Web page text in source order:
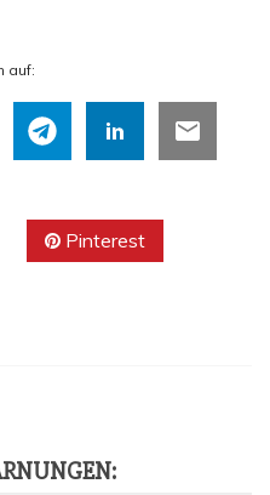
auf:
Pinterest